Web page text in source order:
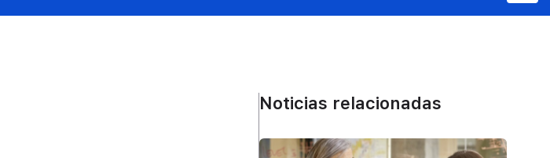
Noticias relacionadas